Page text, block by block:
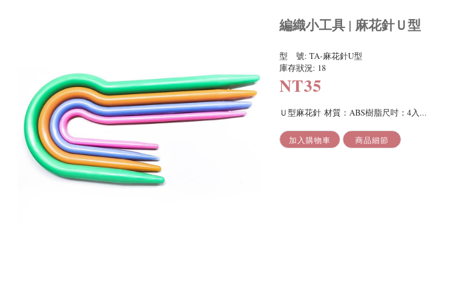
編織小工具 | 麻花針Ｕ型
型 號: TA-麻花針U型
庫存狀況: 18
NT35
Ｕ型麻花針 材質：ABS樹脂尺吋：4入...
加入購物車 商品細節